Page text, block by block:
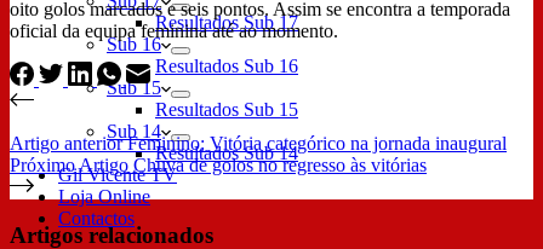
Resultados Sub 17
Sub 16
Resultados Sub 16
Sub 15
Resultados Sub 15
Sub 14
Resultados Sub 14
Gil Vicente TV
Loja Online
Contactos
oito golos marcados e seis pontos. Assim se encontra a temporada
oficial da equipa feminina até ao momento.
Artigo anteriorFeminino: Vitória categórico na jornada inaugural
PróximoArtigo Chuva de golos no regresso às vitórias
Artigos relacionados